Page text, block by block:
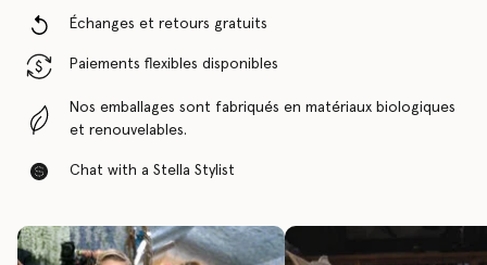
Échanges et retours gratuits
Paiements flexibles disponibles
Nos emballages sont fabriqués en matériaux biologiques
et renouvelables.
Chat with a Stella Stylist